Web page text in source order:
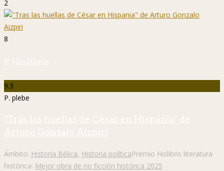
2
8
P. Hislibris
9.3
P. plebe
"Tras las huellas de César en Hispania" de
Arturo Gonzalo Aizpiri
Ámbito: Historia Bélica, Historia políticaPremio Hislibris literatura
histórica: Mejor obra de no ficción histórica 2025